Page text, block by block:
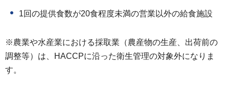
1回の提供食数が20食程度未満の営業以外の給食施設
※農業や水産業における採取業（農産物の生産、出荷前の
調整等）は、HACCPに沿った衛生管理の対象外になりま
す。